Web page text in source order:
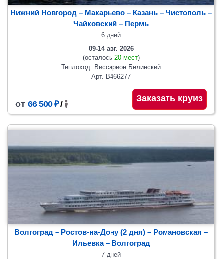
Нижний Новгород – Макарьево – Казань – Чистополь –
Чайковский – Пермь
6 дней
09-14 авг. 2026
(осталось 20 мест)
Теплоход: Виссарион Белинский
Арт. В466277
от 66 500 ₽/
Заказать круиз
Волгоград – Ростов-на-Дону (2 дня) – Романовская –
Ильевка – Волгоград
7 дней